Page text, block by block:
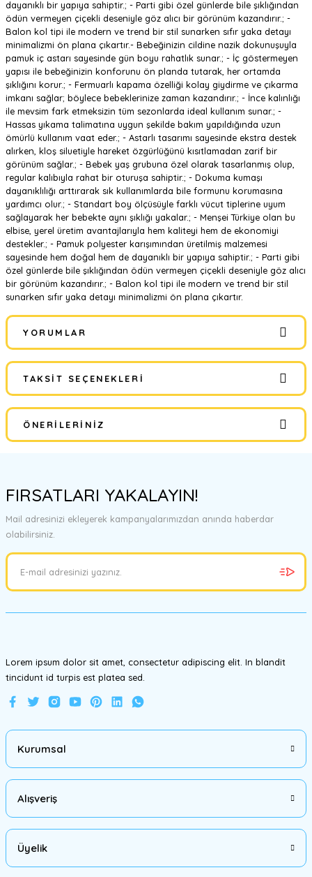
dayanıklı bir yapıya sahiptir.; - Parti gibi özel günlerde bile şıklığından
ödün vermeyen çiçekli deseniyle göz alıcı bir görünüm kazandırır.; -
Balon kol tipi ile modern ve trend bir stil sunarken sıfır yaka detayı
minimalizmi ön plana çıkartır.- Bebeğinizin cildine nazik dokunuşuyla
pamuk iç astarı sayesinde gün boyu rahatlık sunar.; - İç göstermeyen
yapısı ile bebeğinizin konforunu ön planda tutarak, her ortamda
şıklığını korur.; - Fermuarlı kapama özelliği kolay giydirme ve çıkarma
imkanı sağlar; böylece bebeklerinize zaman kazandırır.; - İnce kalınlığı
ile mevsim fark etmeksizin tüm sezonlarda ideal kullanım sunar.; -
Hassas yıkama talimatına uygun şekilde bakım yapıldığında uzun
ömürlü kullanım vaat eder.; - Astarlı tasarımı sayesinde ekstra destek
alırken, kloş siluetiyle hareket özgürlüğünü kısıtlamadan zarif bir
görünüm sağlar.; - Bebek yaş grubuna özel olarak tasarlanmış olup,
regular kalıbıyla rahat bir oturuşa sahiptir.; - Dokuma kumaşı
dayanıklılığı arttırarak sık kullanımlarda bile formunu korumasına
yardımcı olur.; - Standart boy ölçüsüyle farklı vücut tiplerine uyum
sağlayarak her bebekte aynı şıklığı yakalar.; - Menşei Türkiye olan bu
elbise, yerel üretim avantajlarıyla hem kaliteyi hem de ekonomiyi
destekler.; - Pamuk polyester karışımından üretilmiş malzemesi
sayesinde hem doğal hem de dayanıklı bir yapıya sahiptir.; - Parti gibi
özel günlerde bile şıklığından ödün vermeyen çiçekli deseniyle göz alıcı
bir görünüm kazandırır.; - Balon kol tipi ile modern ve trend bir stil
sunarken sıfır yaka detayı minimalizmi ön plana çıkartır.
YORUMLAR
Bu ürüne ilk yorumu siz yapın!
Yorum Yaz
TAKSIT SEÇENEKLERI
ÖNERILERINIZ
tarafımıza iletebilirsiniz.
Görüş ve önerileriniz için teşekkür ederiz.
Ürün resmi kalitesiz, bozuk veya görüntülenemiyor.
Ürün bilgilerinde hatalar bulunuyor.
FIRSATLARI YAKALAYIN!
Mail adresinizi ekleyerek kampanyalarımızdan anında haberdar
olabilirsiniz.
Lorem ipsum dolor sit amet, consectetur adipiscing elit. In blandit
tincidunt id turpis est platea sed.
Kurumsal
Alışveriş
Üyelik